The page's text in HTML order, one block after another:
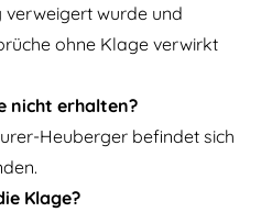
wurde und
ohne Klage verwirkt
nicht erhalten?
Heuberger befindet sich
Klage?